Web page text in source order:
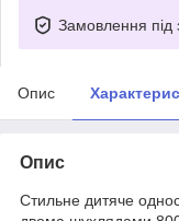
Замовлення під
Опис
Опис
Стильне дитяче